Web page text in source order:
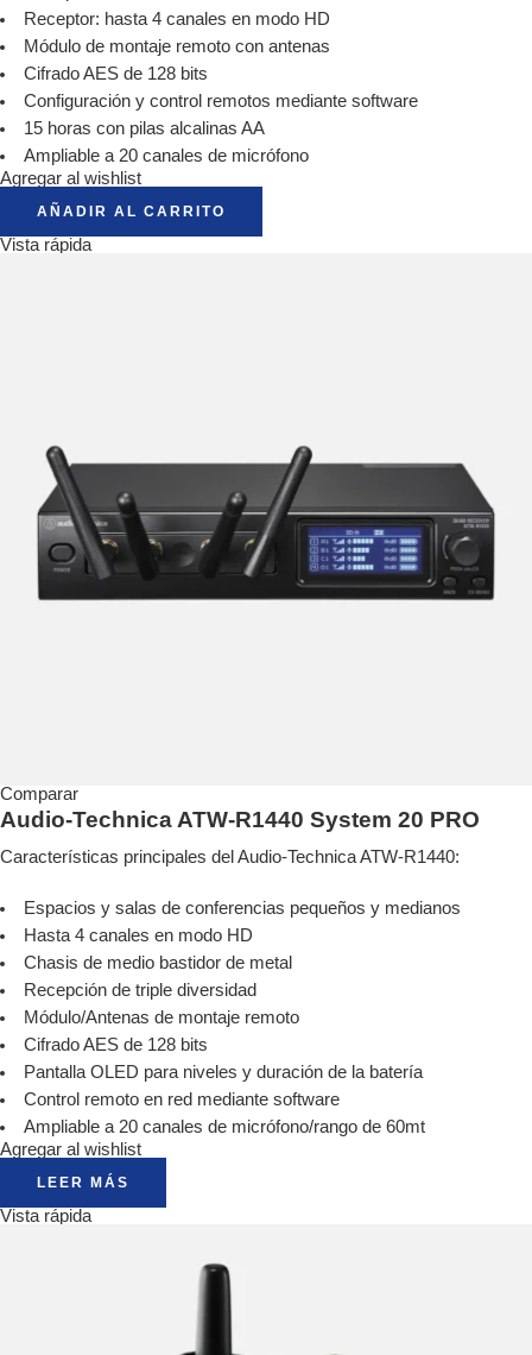
Receptor: hasta 4 canales en modo HD
Módulo de montaje remoto con antenas
Cifrado AES de 128 bits
Configuración y control remotos mediante software
15 horas con pilas alcalinas AA
Ampliable a 20 canales de micrófono
Agregar al wishlist
AÑADIR AL CARRITO
Vista rápida
Comparar
Audio-Technica ATW-R1440 System 20 PRO
Características principales del Audio-Technica ATW-R1440:
Espacios y salas de conferencias pequeños y medianos
Hasta 4 canales en modo HD
Chasis de medio bastidor de metal
Recepción de triple diversidad
Módulo/Antenas de montaje remoto
Cifrado AES de 128 bits
Pantalla OLED para niveles y duración de la batería
Control remoto en red mediante software
Ampliable a 20 canales de micrófono/rango de 60mt
Agregar al wishlist
LEER MÁS
Vista rápida